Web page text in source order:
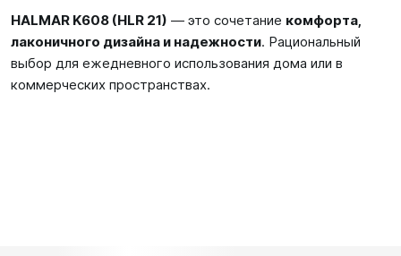
HALMAR K608 (HLR 21) — это сочетание комфорта,
лаконичного дизайна и надежности. Рациональный
выбор для ежедневного использования дома или в
коммерческих пространствах.